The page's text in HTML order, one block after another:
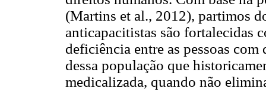
(Martins et al., 2012), partimos
anticapacitistas são fortalecidas
deficiência entre as pessoas
dessa população que
medicalizada, quando não